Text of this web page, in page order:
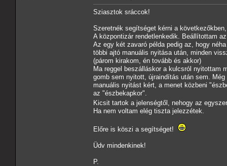
Sziasztok sráccok!
Szeretnék segítséget kérni a
A központizár rendetlenkedik. Beállítottam
Az egy két zavaró példa pedig az, hogy
többi ajtó manuális nyitása után, minden
(párom kirakom, én tovább és akkor)
Ma reggel beszálláskor a kulcsról
gomb sem nyitott, újraindítás után sem.
manuális nyitást kért, a menet közbeni
az "észbekapkor".
Kicsit tartok a jelenségtől, nehogy az
Ha nem voltam elég tiszta jelezzétek.
Előre is köszi a segítséget!
Üdv mindenkinek!
P.